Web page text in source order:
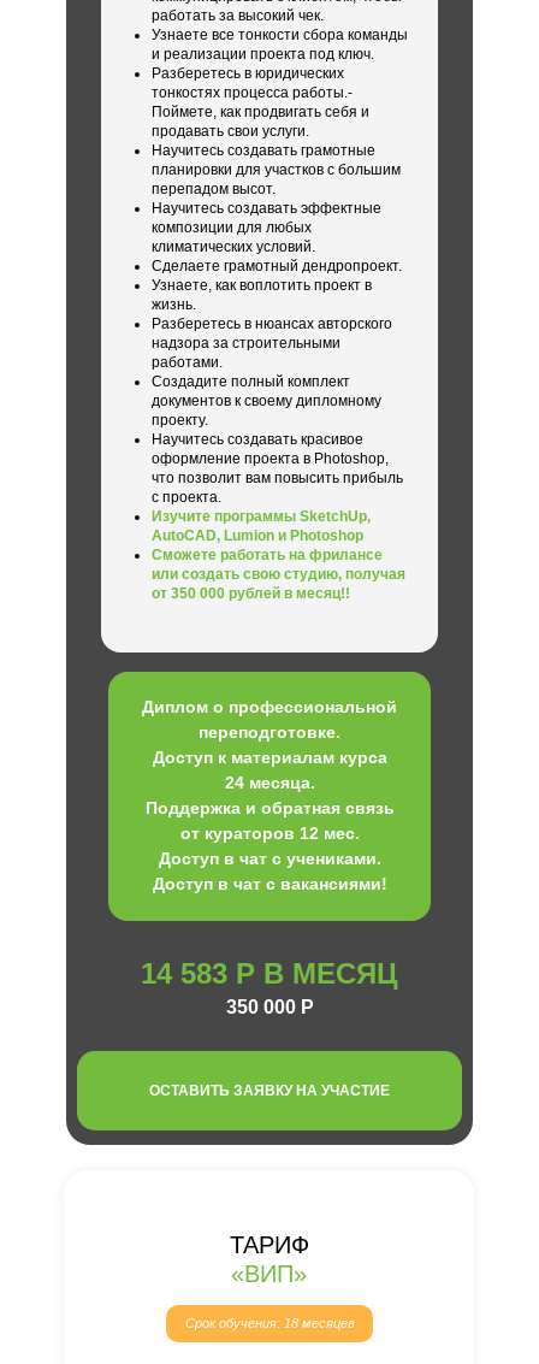
14 583 Р В МЕСЯЦ
ТАРИФ
«ВИП»
Срок обучения: 18 месяцев
Диплом о профессиональной
переподготовке.
Доступ к материалам курса
24 месяца.
Поддержка и обратная связь
от кураторов 12 мес.
Доступ в чат с учениками.
Доступ в чат с вакансиями!
работать за высокий чек.
Узнаете все тонкости сбора команды
и реализации проекта под ключ.
Разберетесь в юридических
тонкостях процесса работы.-
Поймете, как продвигать себя и
продавать свои услуги.
Научитесь создавать грамотные
планировки для участков с большим
перепадом высот.
Научитесь создавать эффектные
композиции для любых
климатических условий.
Сделаете грамотный дендропроект.
Узнаете, как воплотить проект в
жизнь.
Разберетесь в нюансах авторского
надзора за строительными
работами.
Создадите полный комплект
документов к своему дипломному
проекту.
Научитесь создавать красивое
оформление проекта в Photoshop,
что позволит вам повысить прибыль
с проекта.
Изучите программы SketchUp,
AutoCAD, Lumion и Photoshop
Сможете работать на фрилансе
или создать свою студию, получая
от 350 000 рублей в месяц!!
350 000 Р
ОСТАВИТЬ ЗАЯВКУ НА УЧАСТИЕ